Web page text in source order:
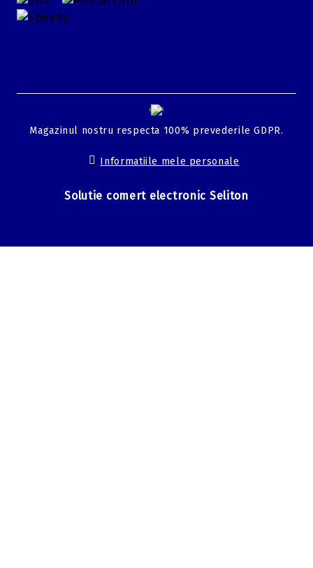
GDPR
Magazinul nostru respecta 100% prevederile GDPR.
Informatiile mele personale
Solutie comert electronic Seliton